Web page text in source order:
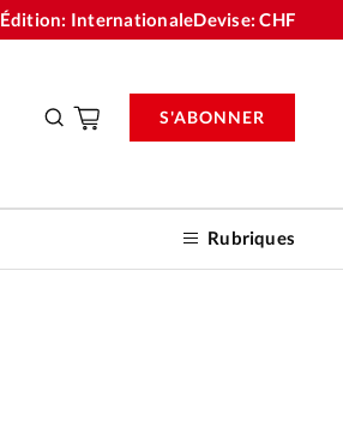
Édition: InternationaleDevise:CHF
Rubriques
S'ABONNER